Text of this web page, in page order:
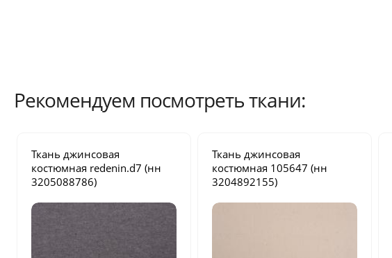
Рекомендуем посмотреть ткани:
Ткань джинсовая
костюмная redenin.d7 (нн
3205088786)
Ткань джинсовая
костюмная 105647 (нн
3204892155)